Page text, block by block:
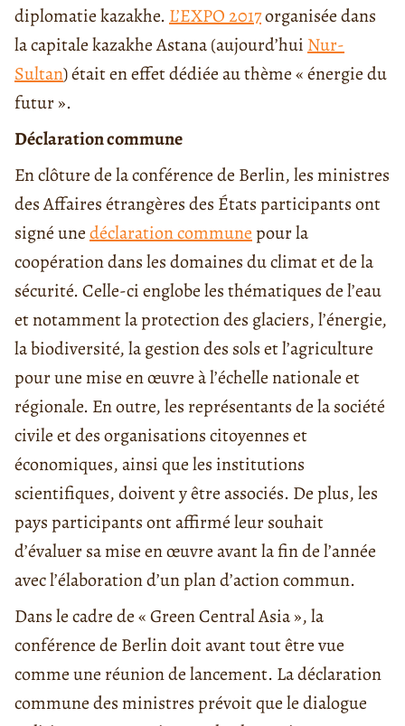
diplomatie kazakhe. L’EXPO 2017organisée dans
la capitale kazakhe Astana (aujourd’hui Nur-
Sultan) était en effet dédiée au thème « énergie du
futur ».
Déclaration commune
En clôture de la conférence de Berlin, les ministres
des Affaires étrangères des États participants ont
signé unedéclaration communepour la
coopération dans les domaines du climat et de la
sécurité. Celle-ci englobe les thématiques de l’eau
et notamment la protection des glaciers, l’énergie,
la biodiversité, la gestion des sols et l’agriculture
pour une mise en œuvre à l’échelle nationale et
régionale. En outre, les représentants de la société
civile et des organisations citoyennes et
économiques, ainsi que les institutions
scientifiques, doivent y être associés. De plus, les
pays participants ont affirmé leur souhait
d’évaluer sa mise en œuvre avant la fin de l’année
avec l’élaboration d’un plan d’action commun.
Dans le cadre de « Green Central Asia », la
conférence de Berlin doit avant tout être vue
comme une réunion de lancement. La déclaration
commune des ministres prévoit que le dialogue